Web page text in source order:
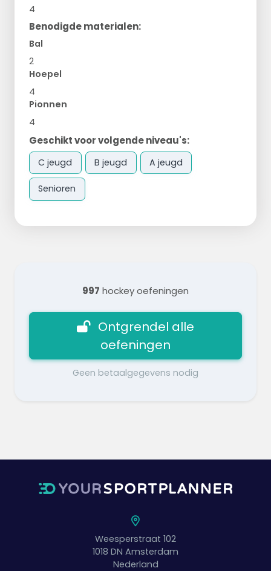
4
Benodigde materialen:
Bal
2
Hoepel
4
Pionnen
4
Geschikt voor volgende niveau's:
C jeugd B jeugd A jeugd
Senioren
997 hockey oefeningen
Ontgrendel alle
oefeningen
Geen betaalgegevens nodig
Weesperstraat 102
1018 DN Amsterdam
Nederland